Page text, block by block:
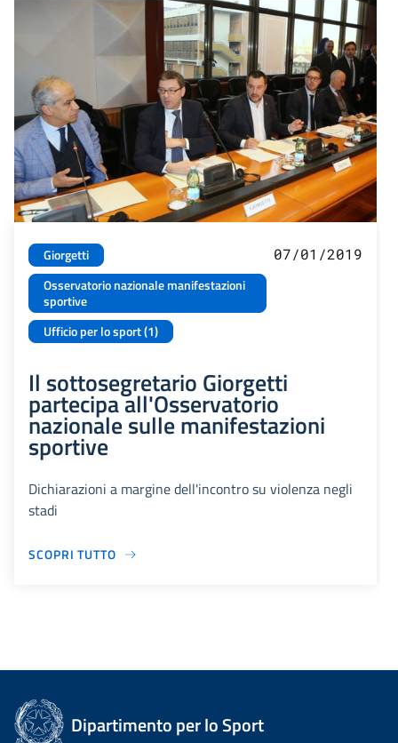
Giorgetti
Osservatorio nazionale manifestazioni
sportive
Ufficio per lo sport (1)
07/01/2019
Il sottosegretario Giorgetti
partecipa all'Osservatorio
nazionale sulle manifestazioni
sportive
Dichiarazioni a margine dell'incontro su violenza negli
stadi
SCOPRI TUTTO
Dipartimento per lo Sport